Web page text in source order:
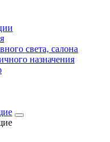
света, салона
назначения